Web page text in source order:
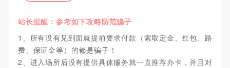
站长提醒：参考如下攻略防范骗子
1、所有没有见到面就提前要求付款（索取定金、红包、路
费、保证金等）的都是骗子！
2、进入场所后没有提供具体服务就一直推荐办卡，并且对